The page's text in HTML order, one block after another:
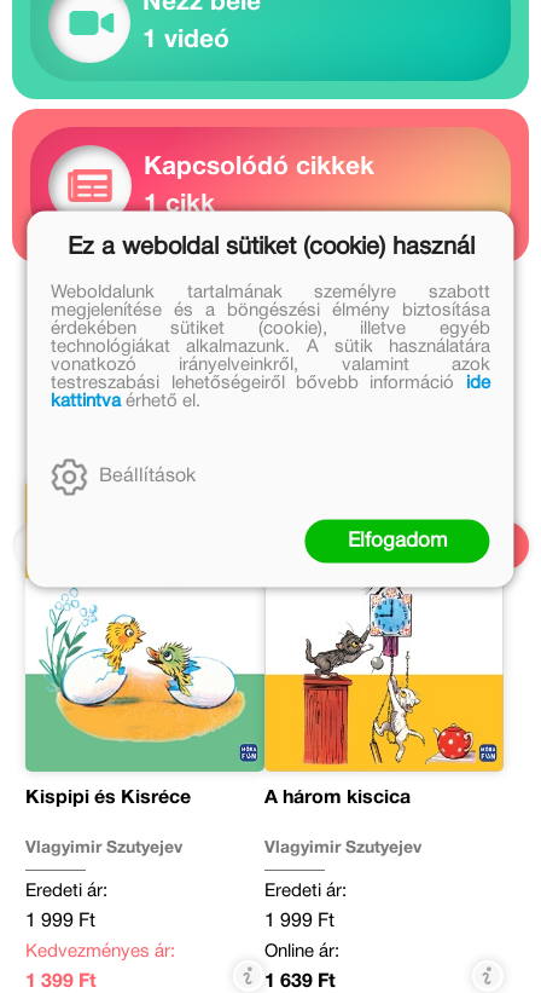
1 videó
Kapcsolódó cikkek
1 cikk
Vlagyimir Szutyejev további művei
Nikodémusz Elli további művei
A sorozat további részei
Kispipi és Kisréce
Vlagyimir Szutyejev
Eredeti ár:
1 999 Ft
Kedvezményes ár:
1 399 Ft
A három kiscica
Vlagyimir Szutyejev
Eredeti ár:
1 999 Ft
Online ár:
1 639 Ft
Ez a weboldal sütiket (cookie) használ
Weboldalunk tartalmának személyre szabott
megjelenítése és a böngészési élmény biztosítása
érdekében sütiket (cookie), illetve egyéb
technológiákat alkalmazunk. A sütik használatára
vonatkozó irányelveinkről, valamint azok
testreszabási lehetőségeiről bővebb információ
ide
kattintvaérhető el.
Beállítások
Elfogadom